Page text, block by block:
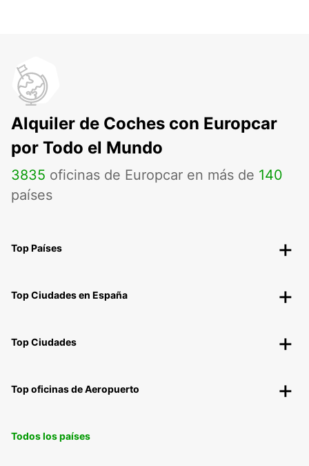
Alquiler de Coches con Europcar
por Todo el Mundo
3835 oficinas de Europcar en más de 140
países
Top Países
Top Ciudades en España
Top Ciudades
Top oficinas de Aeropuerto
Todos los países